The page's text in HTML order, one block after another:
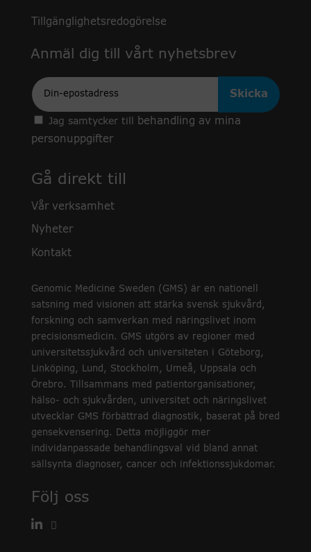
Tillgänglighetsredogörelse
Anmäl dig till vårt nyhetsbrev
Epost
Jag samtycker till
behandling av mina
personuppgifter
Gå direkt till
Vår verksamhet
Nyheter
Kontakt
Genomic Medicine Sweden (GMS) är en nationell
satsning med visionen att stärka svensk sjukvård,
forskning och samverkan med näringslivet inom
precisionsmedicin. GMS utgörs av regioner med
universitetssjukvård och universiteten i Göteborg,
Linköping, Lund, Stockholm, Umeå, Uppsala och
Örebro. Tillsammans med patientorganisationer,
hälso- och sjukvården, universitet och näringslivet
utvecklar GMS förbättrad diagnostik, baserat på bred
gensekvensering. Detta möjliggör mer
individanpassade behandlingsval vid bland annat
sällsynta diagnoser, cancer och infektionssjukdomar.
Följ oss